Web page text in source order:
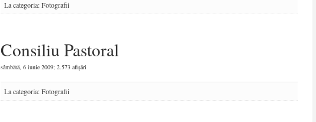
La categoria:Fotografii
Consiliu Pastoral
sâmbătă, 6 iunie 2009; 2.573 afişări
La categoria:Fotografii